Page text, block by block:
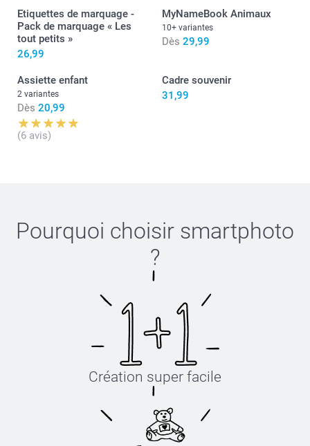
Etiquettes de marquage -
Pack de marquage « Les
tout petits »
26,99
MyNameBook Animaux
10+ variantes
Dès 29,99
Assiette enfant
2 variantes
Dès 20,99
(6 avis)
Cadre souvenir
31,99
Pourquoi choisir smartphoto
?
Création super facile